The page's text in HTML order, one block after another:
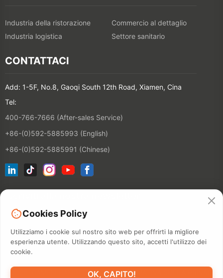
Industria della ristorazione
Commercio al dettaglio
Industria logistica
Settore sanitario
CONTATTACI
Add: 1-5F, No.8, Gaoqi South 12th Road, Xiamen, Cina
Tel:
400-766-7666 (After-sales Service)
+86-(0)592-5885993 (English)
+86-(0)592-5885991 (Chinese)
©2026 XIAMEN HANIN CO., LTD.INFORMATIVA SULLA PRIVACY
Cookies Policy
Utilizziamo i cookie sul nostro sito web per offrirti la migliore
esperienza utente. Utilizzando questo sito, accetti l'utilizzo dei
cookie.
OK, CAPITO!